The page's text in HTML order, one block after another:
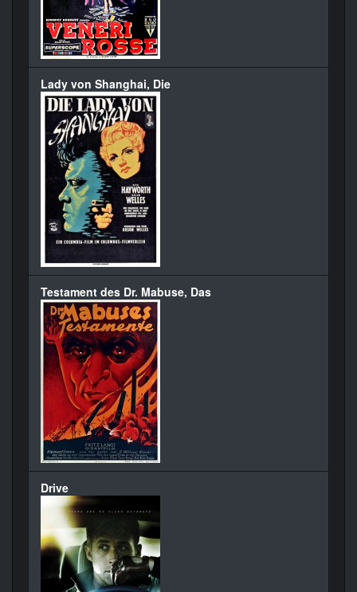
Lady von Shanghai, Die
Testament des Dr. Mabuse, Das
Drive